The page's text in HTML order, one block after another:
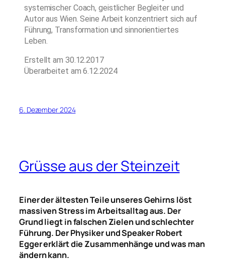
systemischer Coach, geistlicher Begleiter und
Autor aus Wien. Seine Arbeit konzentriert sich auf
Führung, Transformation und sinnorientiertes
Leben.
Erstellt am 30.12.2017
Überarbeitet am 6.12.2024
6. Dezember 2024
Grüsse aus der Steinzeit
Einer der ältesten Teile unseres Gehirns löst
massiven Stress im Arbeitsalltag aus. Der
Grund liegt in falschen Zielen und schlechter
Führung. Der Physiker und Speaker Robert
Egger erklärt die Zusammenhänge und was man
ändern kann.